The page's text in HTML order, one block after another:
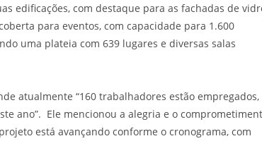
edificações, com destaque para as fachadas de
para eventos, com capacidade para 1.600
uma plateia com 639 lugares e diversas salas
atualmente “160 trabalhadores estão empregados,
ano”. Ele mencionou a alegria e o
está avançando conforme o cronograma, com